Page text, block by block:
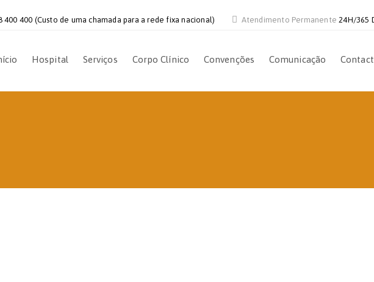
400 400 (Custo de uma chamada para a rede fixa nacional) Atendimento Permanente24H/365
Hospital Serviços Corpo Clínico Convenções Comunicação